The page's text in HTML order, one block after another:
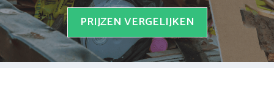
PRIJZEN VERGELIJKEN